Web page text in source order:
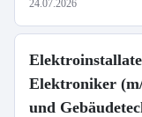
24.07.2026
Elektroniker
und